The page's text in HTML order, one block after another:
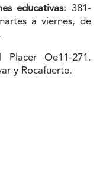
educativas: 381-
a viernes, de
Oe11-271.
y Rocafuerte.